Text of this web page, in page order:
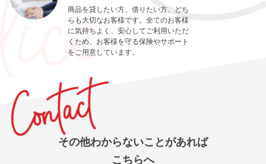
商品を貸したい方、借りたい方、どち
らも大切なお客様です。全てのお客様
に気持ちよく、安心してご利用いただ
くため、お客様を守る保険やサポート
をご用意しています。
その他わからないことがあれば
こちらへ